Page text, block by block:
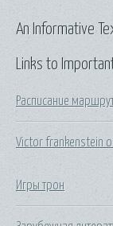
Links to
Расписание
Victor frankenstein
Игры трон
An Informative